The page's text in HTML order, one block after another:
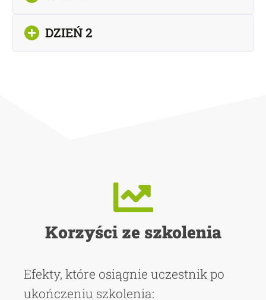
DZIEŃ 2
Korzyści ze szkolenia
Efekty, które osiągnie uczestnik po
ukończeniu szkolenia: